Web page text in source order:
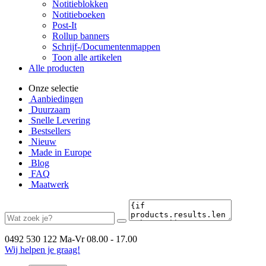
Notitieblokken
Notitieboeken
Post-It
Rollup banners
Schrijf-/Documentenmappen
Toon alle artikelen
Alle producten
Onze selectie
Aanbiedingen
Duurzaam
Snelle Levering
Bestsellers
Nieuw
Made in Europe
Blog
FAQ
Maatwerk
0492 530 122 Ma-Vr 08.00 - 17.00
Wij helpen je graag!